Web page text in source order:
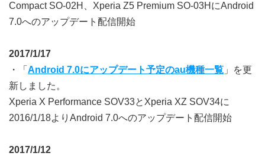
Compact SO-02H、Xperia Z5 Premium SO-03HにAndroid
7.0へのアップデート配信開始
2017/1/17
・「 Android 7.0にアップデート予定のau機種一覧 」を更
新しました。
Xperia X Performance SOV33とXperia XZ SOV34に
2016/1/18よりAndroid 7.0へのアップデート配信開始
2017/1/12